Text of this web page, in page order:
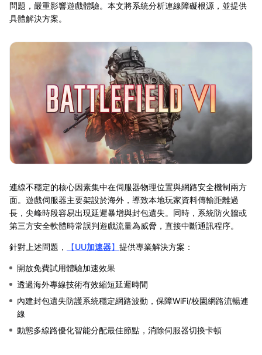
問題，嚴重影響遊戲體驗。本文將系統分析連線障礙根源，並提供
具體解決方案。
連線不穩定的核心因素集中在伺服器物理位置與網路安全機制兩方
面。遊戲伺服器主要架設於海外，導致本地玩家資料傳輸距離過
長，尖峰時段容易出現延遲暴增與封包遺失。同時，系統防火牆或
第三方安全軟體時常誤判遊戲流量為威脅，直接中斷通訊程序。
針對上述問題， 【UU加速器】 提供專業解決方案：
開放免費試用體驗加速效果
透過海外專線技術有效縮短延遲時間
內建封包遺失防護系統穩定網路波動，保障WiFi/校園網路流暢連
線
動態多線路優化智能分配最佳節點，消除伺服器切換卡頓